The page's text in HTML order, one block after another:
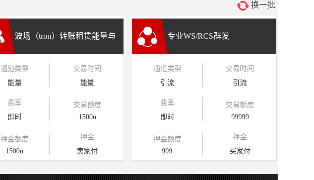
换一批
波场（tron）转账租赁能量与
通道类型
能量
交易时间
能量
费率
即时
交易额度
1500u
押金额度
1500u
押金
卖家付
专业WS/RCS群发
通道类型
引流
交易时间
引流
费率
即时
交易额度
99999
押金额度
999
押金
买家付